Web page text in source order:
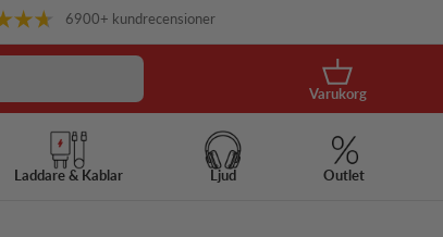
6900+ kundrecensioner
Korg
Varukorg
Laddare & Kablar Ljud Outlet